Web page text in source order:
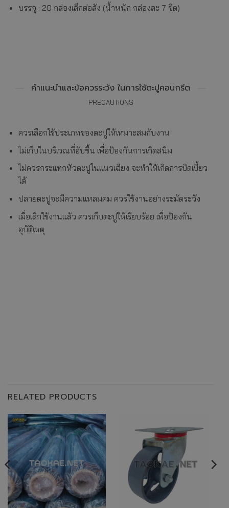
บรรจุ : 20 กล่องเล็กต่อลัง (น้ำหนัก กล่องละ 7 ขีด)
คำแนะนำและข้อควรระวัง ในการใชัตะปูคอนกรีต
PRECAUTIONS
ควรเลือกใช้ประเภทของตะปูให้เหมาะสมกับงาน
ไม่เก็บในบริเวณที่อับชื้น เพื่อป้องกันการเกิดสนิม
ไม่ควรกระแทกหัวตะปูในแนวเฉียง จะทำให้เกิดการบิดเบี้ยว
ได้
ปลายตะปูจะมีความแหลมคม ควรใช้งานอย่างระมัดระวัง
เมื่อเลิกใช้งานแล้ว ควรเก็บตะปูให้เรียบร้อย เพื่อป้องกัน
อุบัติเหตุ
RELATED PRODUCTS